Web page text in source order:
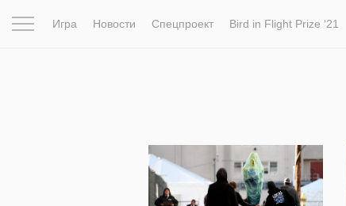
Игра Новости Спецпроект Bird in Flight Prize ‘21
13 210